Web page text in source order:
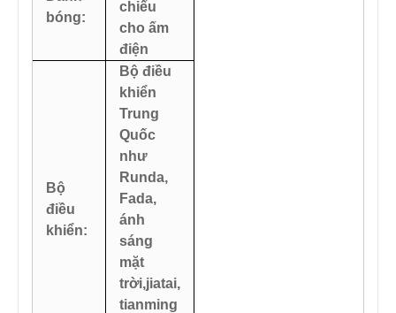
bóng:
chiếu
cho ấm
điện
Bộ
điều
khiển:
Bộ điều
khiển
Trung
Quốc
như
Runda,
Fada,
ánh
sáng
mặt
trời,jiatai,
tianming